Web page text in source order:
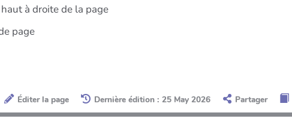
à droite de la page
page
Éditer la page Dernière édition : 25 May 2026 Partager